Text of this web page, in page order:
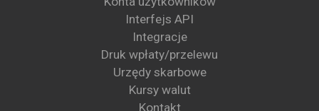
Interfejs API
Integracje
Druk wpłaty/przelewu
Urzędy skarbowe
Kursy walut
Kontakt